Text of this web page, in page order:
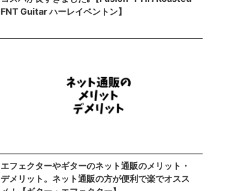
FNT Guitar ハーレイベントン】
エフェクターやギターのネット通販のメリット・
デメリット。ネット通販の方が便利で楽でオスス